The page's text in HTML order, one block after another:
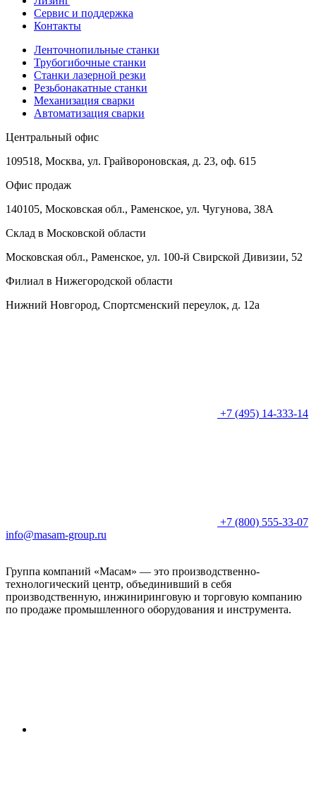
Сервис и поддержка
Контакты
Ленточнопильные станки
Трубогибочные станки
Станки лазерной резки
Резьбонакатные станки
Механизация сварки
Автоматизация сварки
Центральный офис
109518, Москва, ул. Грайвороновская, д. 23, оф. 615
Офис продаж
140105, Московская обл., Раменское, ул. Чугунова, 38А
Склад в Московской области
Московская обл., Раменское, ул. 100-й Свирской Дивизии, 52
Филиал в Нижегородской области
Нижний Новгород, Спортсменский переулок, д. 12а
+7 (495) 14-333-14
+7 (800) 555-33-07
info@masam-group.ru
Группа компаний «Масам» — это производственно-
технологический центр, объединивший в себя
производственную, инжиниринговую и торговую компанию
по продаже промышленного оборудования и инструмента.